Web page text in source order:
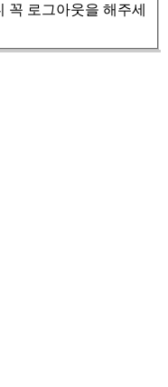
꼭 로그아웃을 해주세